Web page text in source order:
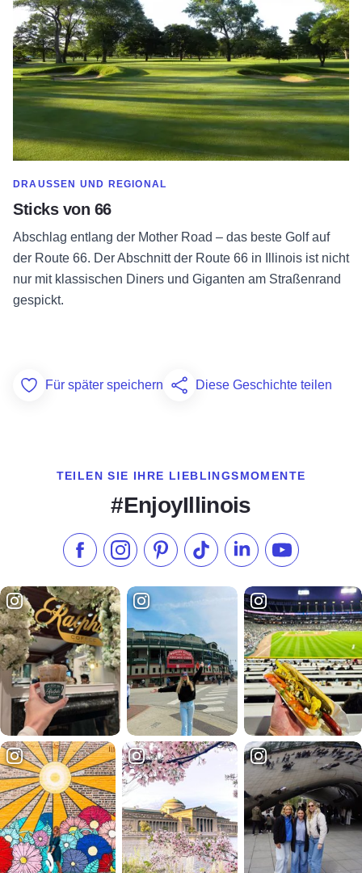
MEHR ANZEIGEN IN DER KATEGORIE
DRAUSSEN UND REGIONAL
Sticks von 66
Abschlag entlang der Mother Road – das beste Golf auf
der Route 66. Der Abschnitt der Route 66 in Illinois ist nicht
nur mit klassischen Diners und Giganten am Straßenrand
gespickt.
Add to Favorites
Für später speichern Diese Geschichte teilen
TEILEN SIE IHRE LIEBLINGSMOMENTE
#EnjoyIllinois
Liken Sie uns auf Facebook
Folgen Sie uns auf Instagram
Besuchen Sie unser Pinterest
Folgen Sie uns auf TikTok
Folgen Sie uns auf
Abonnieren